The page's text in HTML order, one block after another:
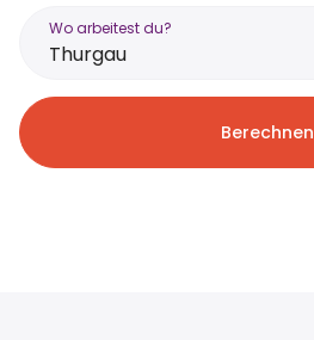
Wo arbeitest du?
Thurgau
Berechnen